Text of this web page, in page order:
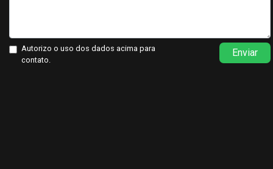
Autorizo o uso dos dados acima para
contato.
Enviar